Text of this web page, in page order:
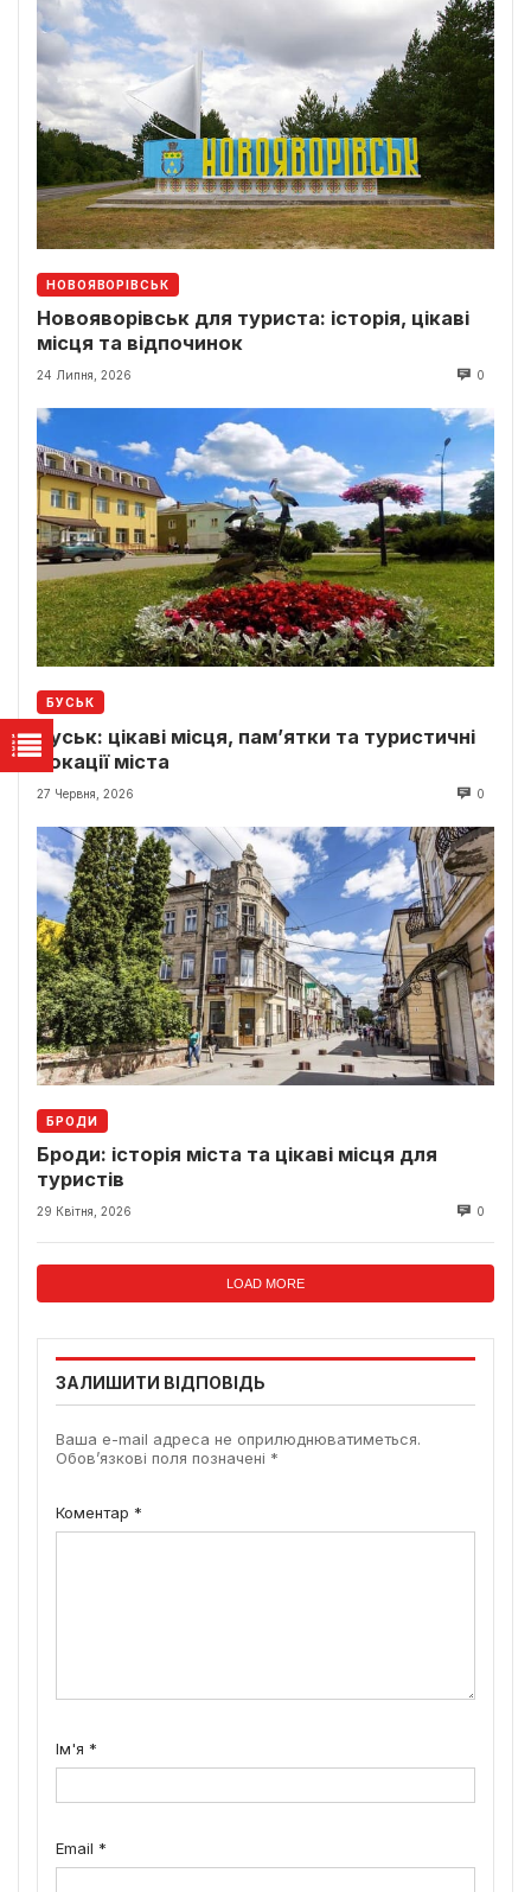
НОВОЯВОРІВСЬК
Новояворівськ для туриста: історія, цікаві
місця та відпочинок
24 Липня, 2026 0
БУСЬК
Буськ: цікаві місця, пам’ятки та туристичні
локації міста
27 Червня, 2026 0
БРОДИ
Броди: історія міста та цікаві місця для
туристів
29 Квітня, 2026 0
LOAD MORE
ЗАЛИШИТИ ВІДПОВІДЬ
Ваша e-mail адреса не оприлюднюватиметься.
Обов’язкові поля позначені *
Коментар *
Ім'я *
Email *